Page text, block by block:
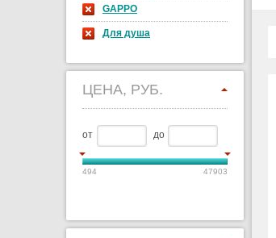
GAPPO
Для душа
ЦЕНА, РУБ.
от до
494 47903